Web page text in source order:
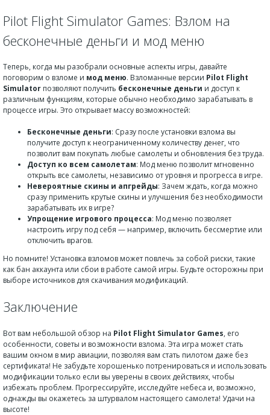
Pilot Flight Simulator Games: Взлом на
бесконечные деньги и мод меню
Теперь, когда мы разобрали основные аспекты игры, давайте
поговорим о взломе и мод меню. Взломанные версии Pilot Flight
Simulator позволяют получить бесконечные деньги и доступ к
различным функциям, которые обычно необходимо зарабатывать в
процессе игры. Это открывает массу возможностей:
Бесконечные деньги: Сразу после установки взлома вы
получите доступ к неограниченному количеству денег, что
позволит вам покупать любые самолеты и обновления без труда.
Доступ ко всем самолетам: Мод меню позволит мгновенно
открыть все самолеты, независимо от уровня и прогресса в игре.
Невероятные скины и апгрейды: Зачем ждать, когда можно
сразу применить крутые скины и улучшения без необходимости
зарабатывать их в игре?
Упрощение игрового процесса: Мод меню позволяет
настроить игру под себя — например, включить бессмертие или
отключить врагов.
Но помните! Установка взломов может повлечь за собой риски, такие
как бан аккаунта или сбои в работе самой игры. Будьте осторожны при
выборе источников для скачивания модификаций.
Заключение
Вот вам небольшой обзор на Pilot Flight Simulator Games, его
особенности, советы и возможности взлома. Эта игра может стать
вашим окном в мир авиации, позволяя вам стать пилотом даже без
сертификата! Не забудьте хорошенько потренироваться и использовать
модификации только если вы уверены в своих действиях, чтобы
избежать проблем. Прогрессируйте, исследуйте небеса и, возможно,
однажды вы окажетесь за штурвалом настоящего самолета! Удачи на
высоте!